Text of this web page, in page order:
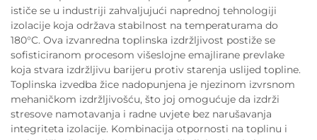
ističe se u industriji zahvaljujući naprednoj tehnologiji
izolacije koja održava stabilnost na temperaturama do
180°C. Ova izvanredna toplinska izdržljivost postiže se
sofisticiranom procesom višeslojne emajlirane prevlake
koja stvara izdržljivu barijeru protiv starenja uslijed topline.
Toplinska izvedba žice nadopunjena je njezinom izvrsnom
mehaničkom izdržljivošću, što joj omogućuje da izdrži
stresove namotavanja i radne uvjete bez narušavanja
integriteta izolacije. Kombinacija otpornosti na toplinu i